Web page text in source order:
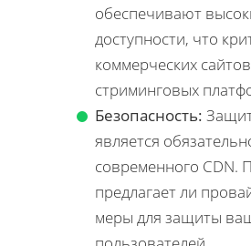
обеспечивают
доступности, что
коммерческих
стриминговых
Безопасность:
является
современного CDN.
предлагает ли
меры для защиты